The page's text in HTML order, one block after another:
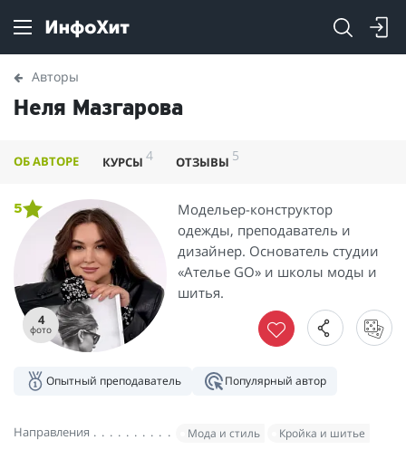
Авторы
Неля Мазгарова
ОБ АВТОРЕ КУРСЫ 4 ОТЗЫВЫ 5
4
фото
5
Модельер-конструктор
одежды, преподаватель и
дизайнер. Основатель студии
«Ателье GO» и школы моды и
шитья.
Опытный преподаватель Популярный автор
Направления Мода и стиль Кройка и шитье